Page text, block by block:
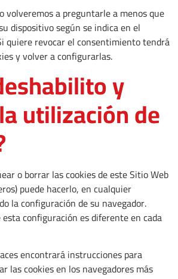
volveremos a preguntarle a menos que
dispositivo según se indica en el
quiere revocar el consentimiento tendrá
y volver a configurarlas.
y
utilización de
o borrar las cookies de este Sitio Web
puede hacerlo, en cualquier
la configuración de su navegador.
configuración es diferente en cada
encontrará instrucciones para
las cookies en los navegadores más